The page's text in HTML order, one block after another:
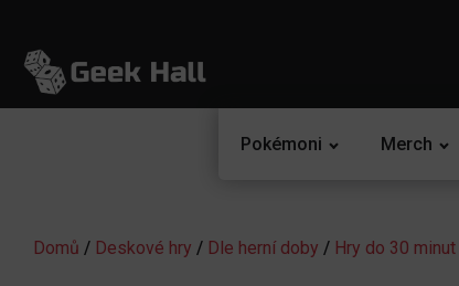
Pokémoni Merch
Domů / Deskové hry / Dle herní doby / Hry do 30 minut